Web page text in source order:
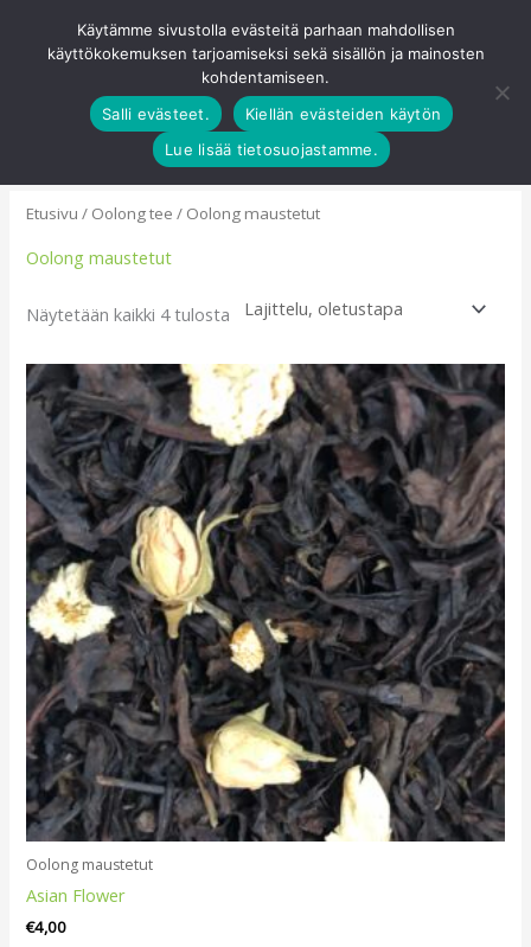
0
Etusivu / Oolong tee / Oolong maustetut
Oolong maustetut
Näytetään kaikki 4 tulosta
Oolong maustetut
Asian Flower
€4,00
Käytämme sivustolla evästeitä parhaan mahdollisen
käyttökokemuksen tarjoamiseksi sekä sisällön ja mainosten
kohdentamiseen.
Salli evästeet.
Kiellän evästeiden käytön
Lue lisää tietosuojastamme.